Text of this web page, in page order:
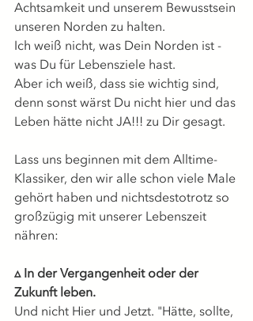
Achtsamkeit und unserem Bewusstsein
unseren Norden zu halten.
Ich weiß nicht, was Dein Norden ist -
was Du für Lebensziele hast.
Aber ich weiß, dass sie wichtig sind,
denn sonst wärst Du nicht hier und das
Leben hätte nicht JA!!! zu Dir gesagt.
Lass uns beginnen mit dem Alltime-
Klassiker, den wir alle schon viele Male
gehört haben und nichtsdestotrotz so
großzügig mit unserer Lebenszeit
nähren:
▵ In der Vergangenheit oder der
Zukunft leben.
Und nicht Hier und Jetzt. "Hätte, sollte,